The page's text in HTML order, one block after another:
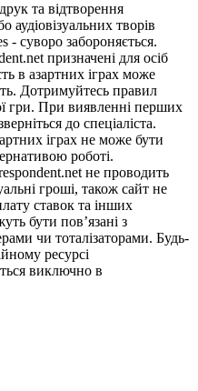
та відтворення
аудіовізуальних творів
- суворо забороняється.
призначені для осіб
в азартних іграх може
Дотримуйтесь правил
гри. При виявленні перших
до спеціаліста.
іграх не може бути
роботі.
не проводить
гроші, також сайт не
ставок та інших
бути пов’язані з
чи тоталізаторами. Будь-
ресурсі
виключно в